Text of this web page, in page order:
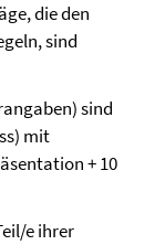
die den
sind
sind
mit
+ 10
e ihrer